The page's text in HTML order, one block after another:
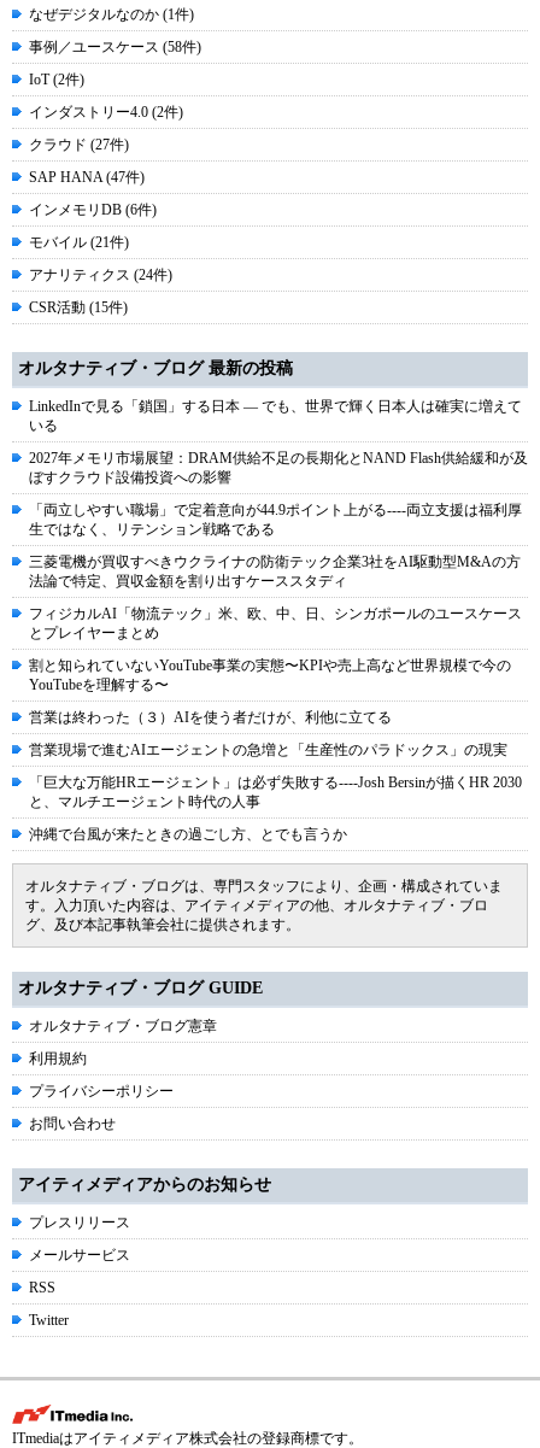
なぜデジタルなのか (1件)
事例／ユースケース (58件)
IoT (2件)
インダストリー4.0 (2件)
クラウド (27件)
SAP HANA (47件)
インメモリDB (6件)
モバイル (21件)
アナリティクス (24件)
CSR活動 (15件)
オルタナティブ・ブログ 最新の投稿
LinkedInで見る「鎖国」する日本 ― でも、世界で輝く日本人は確実に増えて
いる
2027年メモリ市場展望：DRAM供給不足の長期化とNAND Flash供給緩和が及
ぼすクラウド設備投資への影響
「両立しやすい職場」で定着意向が44.9ポイント上がる----両立支援は福利厚
生ではなく、リテンション戦略である
三菱電機が買収すべきウクライナの防衛テック企業3社をAI駆動型M&Aの方
法論で特定、買収金額を割り出すケーススタディ
フィジカルAI「物流テック」米、欧、中、日、シンガポールのユースケース
とプレイヤーまとめ
割と知られていないYouTube事業の実態〜KPIや売上高など世界規模で今の
YouTubeを理解する〜
営業は終わった（３）AIを使う者だけが、利他に立てる
営業現場で進むAIエージェントの急増と「生産性のパラドックス」の現実
「巨大な万能HRエージェント」は必ず失敗する----Josh Bersinが描くHR 2030
と、マルチエージェント時代の人事
沖縄で台風が来たときの過ごし方、とでも言うか
オルタナティブ・ブログは、専門スタッフにより、企画・構成されていま
す。入力頂いた内容は、アイティメディアの他、オルタナティブ・ブロ
グ、及び本記事執筆会社に提供されます。
オルタナティブ・ブログ GUIDE
オルタナティブ・ブログ憲章
利用規約
プライバシーポリシー
お問い合わせ
アイティメディアからのお知らせ
プレスリリース
メールサービス
RSS
Twitter
ITmediaはアイティメディア株式会社の登録商標です。